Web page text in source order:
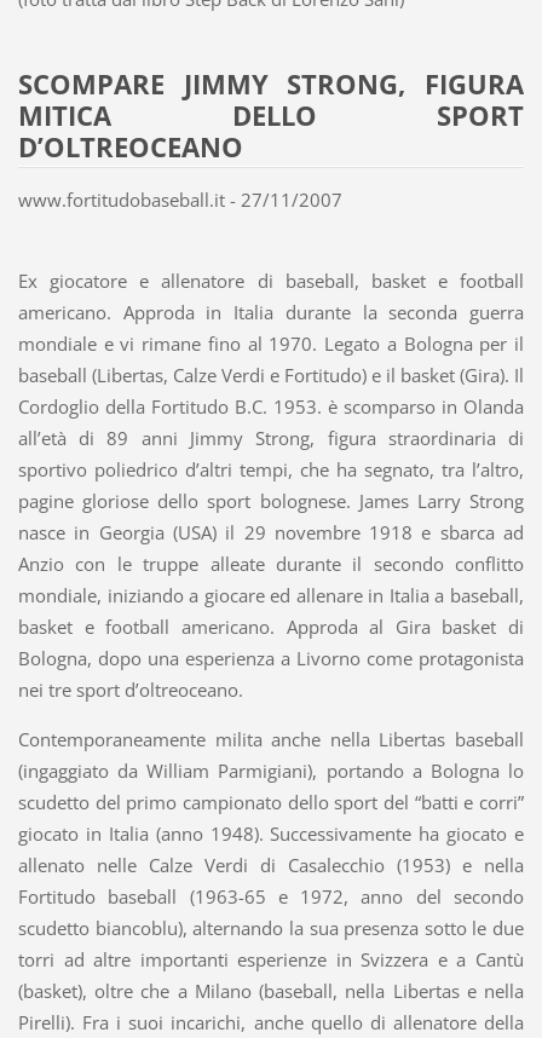
SCOMPARE JIMMY STRONG, FIGURA
MITICA DELLO SPORT
D’OLTREOCEANO
www.fortitudobaseball.it - 27/11/2007
Ex giocatore e allenatore di baseball, basket e football
americano. Approda in Italia durante la seconda guerra
mondiale e vi rimane fino al 1970. Legato a Bologna per il
baseball (Libertas, Calze Verdi e Fortitudo) e il basket (Gira). Il
Cordoglio della Fortitudo B.C. 1953. è scomparso in Olanda
all’età di 89 anni Jimmy Strong, figura straordinaria di
sportivo poliedrico d’altri tempi, che ha segnato, tra l’altro,
pagine gloriose dello sport bolognese. James Larry Strong
nasce in Georgia (USA) il 29 novembre 1918 e sbarca ad
Anzio con le truppe alleate durante il secondo conflitto
mondiale, iniziando a giocare ed allenare in Italia a baseball,
basket e football americano. Approda al Gira basket di
Bologna, dopo una esperienza a Livorno come protagonista
nei tre sport d’oltreoceano.
Contemporaneamente milita anche nella Libertas baseball
(ingaggiato da William Parmigiani), portando a Bologna lo
scudetto del primo campionato dello sport del “batti e corri”
giocato in Italia (anno 1948). Successivamente ha giocato e
allenato nelle Calze Verdi di Casalecchio (1953) e nella
Fortitudo baseball (1963-65 e 1972, anno del secondo
scudetto biancoblu), alternando la sua presenza sotto le due
torri ad altre importanti esperienze in Svizzera e a Cantù
(basket), oltre che a Milano (baseball, nella Libertas e nella
Pirelli). Fra i suoi incarichi, anche quello di allenatore della